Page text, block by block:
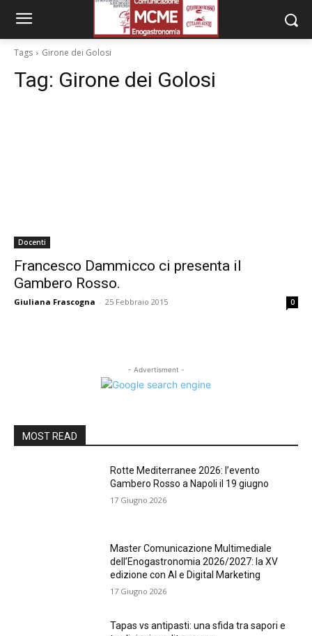
Tags Girone dei Golosi
Tag: Girone dei Golosi
Docenti
Francesco Dammicco ci presenta il
Gambero Rosso.
Giuliana Frascogna - 25 Febbraio 2015 0
- Advertisment -
MOST READ
Rotte Mediterranee 2026: l’evento
Gambero Rosso a Napoli il 19 giugno
17 Giugno 2026
Master Comunicazione Multimediale
dell’Enogastronomia 2026/2027: la XV
edizione con AI e Digital Marketing
17 Giugno 2026
Tapas vs antipasti: una sfida tra sapori e